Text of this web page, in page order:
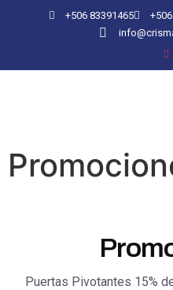
+506 83391465
Puertas Pivotantes 15%